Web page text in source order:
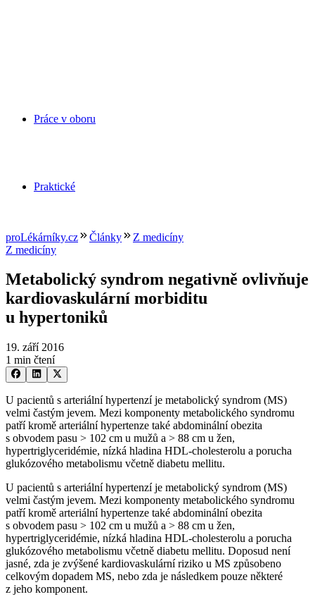
Práce v oboru
Praktické
proLékárníky.cz Články
Z medicíny
Z medicíny
Metabolický syndrom negativně ovlivňuje
kardiovaskulární morbiditu
u hypertoniků
19. září 2016
1 min čtení
U pacientů s arteriální hypertenzí je metabolický syndrom (MS)
velmi častým jevem. Mezi komponenty metabolického syndromu
patří kromě arteriální hypertenze také abdominální obezita
s obvodem pasu > 102 cm u mužů a > 88 cm u žen,
hypertriglyceridémie, nízká hladina HDL-cholesterolu a porucha
glukózového metabolismu včetně diabetu mellitu.
U pacientů s arteriální hypertenzí je metabolický syndrom (MS)
velmi častým jevem. Mezi komponenty metabolického syndromu
patří kromě arteriální hypertenze také abdominální obezita
s obvodem pasu > 102 cm u mužů a > 88 cm u žen,
hypertriglyceridémie, nízká hladina HDL-cholesterolu a porucha
glukózového metabolismu včetně diabetu mellitu. Doposud není
jasné, zda je zvýšené kardiovaskulární riziko u MS způsobeno
celkovým dopadem MS, nebo zda je následkem pouze některé
z jeho komponent.